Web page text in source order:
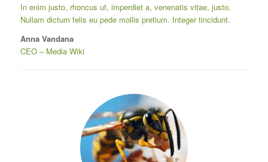
In enim justo, rhoncus ut, imperdiet a, venenatis vitae, justo.
Nullam dictum felis eu pede mollis pretium. Integer tincidunt.
Anna Vandana
CEO– Media Wiki